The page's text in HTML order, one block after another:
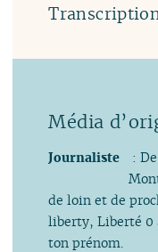
Journaliste
:
de loin et de
liberty, Liberté 0
ton prénom.